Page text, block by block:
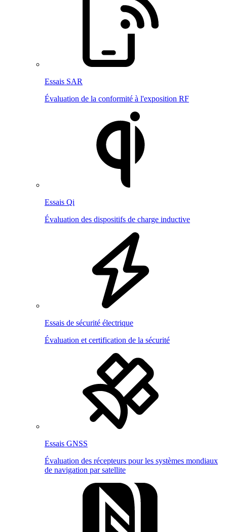
Essais SAR
Évaluation de la conformité à l'exposition RF
Essais Qi
Évaluation des dispositifs de charge inductive
Essais de sécurité électrique
Évaluation et certification de la sécurité
Essais GNSS
Évaluation des récepteurs pour les systèmes mondiaux
de navigation par satellite